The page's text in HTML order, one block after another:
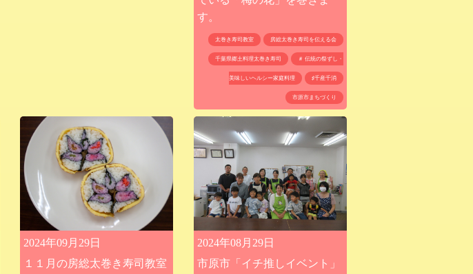
す。
太巻き寿司教室 房総太巻き寿司を伝える会
千葉県郷土料理太巻き寿司 ＃ 伝統の祭ずし・
美味しいヘルシー家庭料理 ♯千産千消
市原市まちづくり
2024年09月29日
１１月の房総太巻き寿司教室
2024年08月29日
市原市「イチ推しイベント」